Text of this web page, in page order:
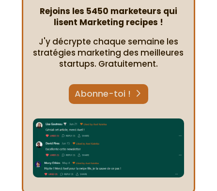
Rejoins les 5450 marketeurs qui
lisent Marketing recipes !
J'y décrypte chaque semaine les
stratégies marketing des meilleures
startups. Gratuitement.
Abonne-toi !